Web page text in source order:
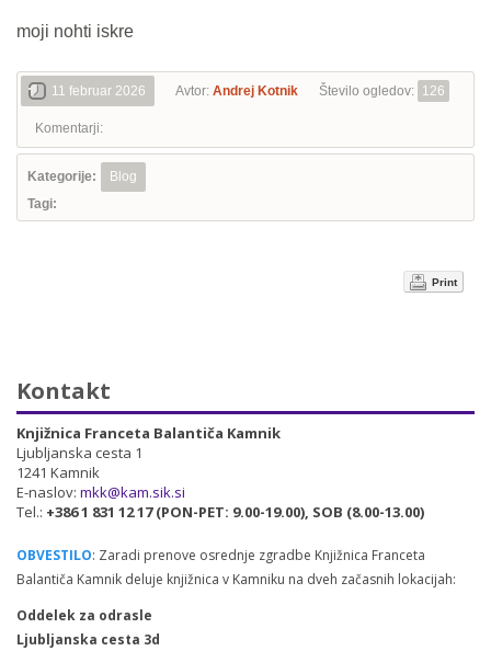
moji nohti iskre
11 februar 2026 Avtor: Andrej Kotnik Število ogledov: 126
Komentarji:
Kategorije:
Blog
Tagi:
Print
Kontakt
Knjižnica Franceta Balantiča Kamnik
Ljubljanska cesta 1
1241 Kamnik
E-naslov: mkk@kam.sik.si
Tel.: +386 1 831 12 17 (PON-PET: 9.00-19.00), SOB (8.00-13.00)
OBVESTILO: Zaradi prenove osrednje zgradbe Knjižnica Franceta
Balantiča Kamnik deluje knjižnica v Kamniku na dveh začasnih lokacijah:
Oddelek za odrasle
Ljubljanska cesta 3d